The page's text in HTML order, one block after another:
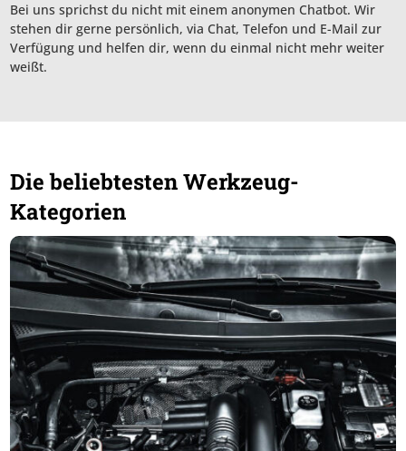
Bei uns sprichst du nicht mit einem anonymen Chatbot. Wir
stehen dir gerne persönlich, via Chat, Telefon und E-Mail zur
Verfügung und helfen dir, wenn du einmal nicht mehr weiter
weißt.
Die beliebtesten Werkzeug-
Kategorien